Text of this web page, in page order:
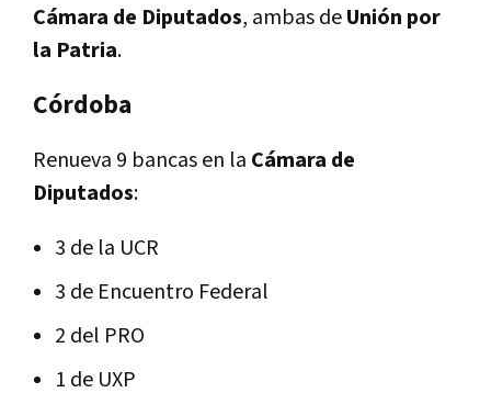
Cámara de Diputados, ambas deUnión por
la Patria.
Córdoba
Renueva 9 bancas en la Cámara de
Diputados:
3 de la UCR
3 de Encuentro Federal
2 del PRO
1 de UXP